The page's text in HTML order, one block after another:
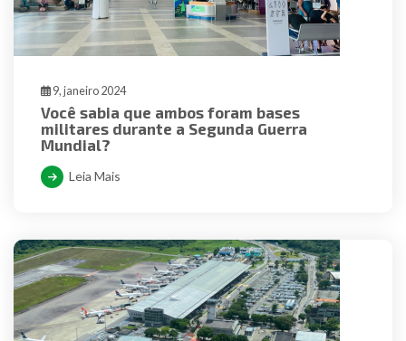
9, janeiro 2024
Você sabia que ambos foram bases
militares durante a Segunda Guerra
Mundial?
Leia Mais